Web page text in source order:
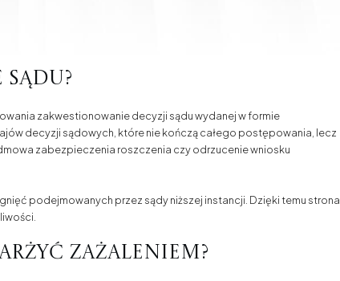
zakwestionowanie decyzji sądu wydanej w formie
decyzji sądowych, które nie kończą całego postępowania, lecz
zabezpieczenia roszczenia czy odrzucenie wniosku
podejmowanych przez sądy niższej instancji. Dzięki temu strona
zażaleniem?